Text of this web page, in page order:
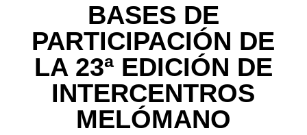
BASES DE
PARTICIPACIÓN DE
LA 23ª EDICIÓN DE
INTERCENTROS
MELÓMANO